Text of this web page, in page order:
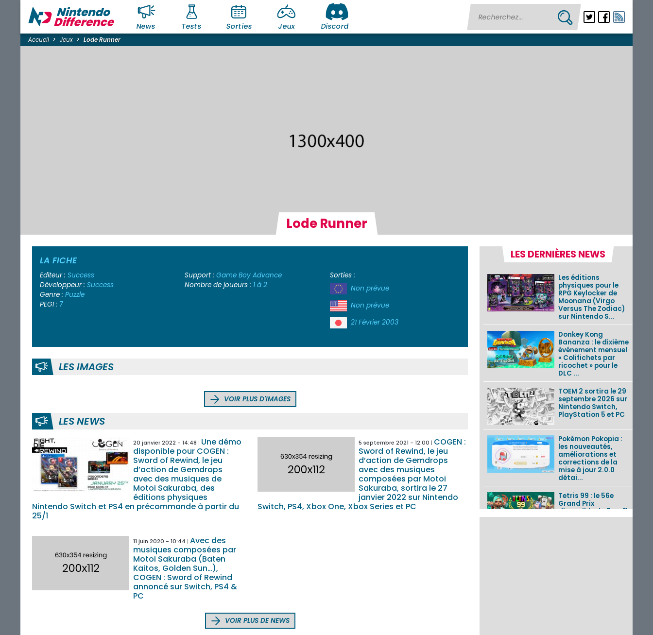
News Tests Sorties Jeux Discord
Accueil Jeux Lode Runner
Lode Runner
LA FICHE
Editeur : Success
Développeur : Success
Genre : Puzzle
PEGI : 7
Support :Game Boy Advance
Nombre de joueurs : 1 à 2
Sorties :
Non prévue
Non prévue
21 Février 2003
LES IMAGES
VOIR PLUS D'IMAGES
LES NEWS
20 janvier 2022 - 14:48
Une démo
disponible pour COGEN :
Sword of Rewind, le jeu
d’action de Gemdrops
avec des musiques de
Motoi Sakuraba, des
éditions physiques
Nintendo Switch et PS4 en précommande à partir du
25/1
5 septembre 2021 - 12:00
COGEN :
Sword of Rewind, le jeu
d’action de Gemdrops
avec des musiques
composées par Motoi
Sakuraba, sortira le 27
janvier 2022 sur Nintendo
Switch, PS4, Xbox One, Xbox Series et PC
11 juin 2020 - 10:44
Avec des
musiques composées par
Motoi Sakuraba (Baten
Kaitos, Golden Sun…),
COGEN : Sword of Rewind
annoncé sur Switch, PS4 &
PC
VOIR PLUS DE NEWS
LES DERNIÈRES NEWS
Les éditions
physiques pour le
RPG Keylocker de
Moonana (Virgo
Versus The Zodiac)
sur Nintendo S...
Donkey Kong
Bananza : le dixième
événement mensuel
« Colifichets par
ricochet » pour le
DLC ...
TOEM 2 sortira le 29
septembre 2026 sur
Nintendo Switch,
PlayStation 5 et PC
Pokémon Pokopia :
les nouveautés,
améliorations et
corrections de la
mise à jour 2.0.0
détai...
Tetris 99 : le 56e
Grand Prix
disponible du 7 au 11
août 2026 avec un